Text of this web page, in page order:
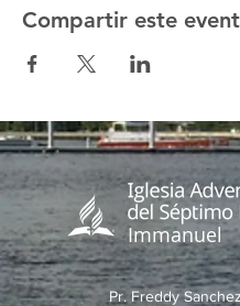
Compartir este
Immanuel
Pr. Freddy